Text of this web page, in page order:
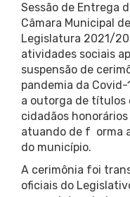
Sessão de Entrega
Câmara Municipal
Legislatura 2021/
atividades sociais
suspensão de
pandemia da
a outorga de títulos
cidadãos
atuando de f orma
do município.
A cerimônia foi
oficiais do